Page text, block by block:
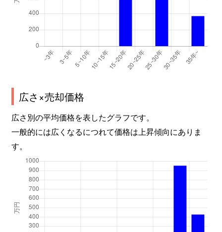
広さ×売却価格
広さ別の平均価格を表したグラフです。
一般的には広くなるにつれて価格は上昇傾向にありま
す。